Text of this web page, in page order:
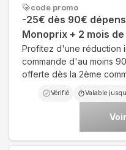
code promo
-25€ dès 90€
Monoprix + 2 mois
Profitez d'une réduction
commande d'au moins
offerte dès la 2ème
Vérifié Valable